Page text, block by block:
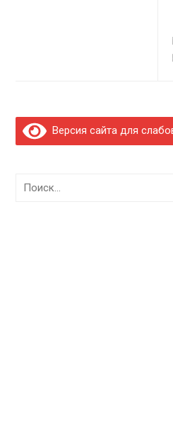
Версия сайта для
Найти: